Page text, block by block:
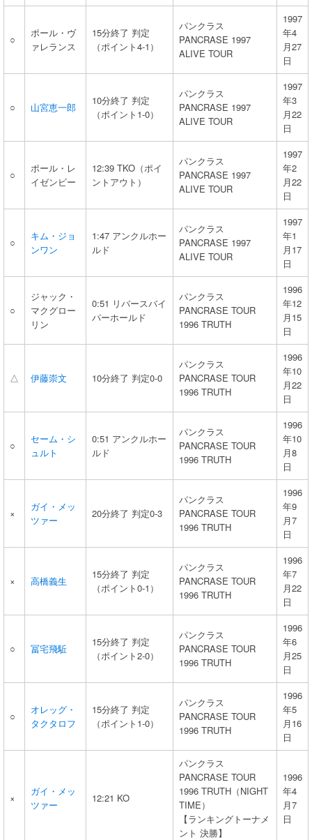
○
ポール・ヴ
ァレランス
15分終了 判定
（ポイント4-1）
パンクラス
PANCRASE 1997
ALIVE TOUR
1997
年4
月27
日
○ 山宮恵一郎
10分終了 判定
（ポイント1-0）
パンクラス
PANCRASE 1997
ALIVE TOUR
1997
年3
月22
日
○
ポール・レ
イゼンビー
12:39 TKO（ポイ
ントアウト）
パンクラス
PANCRASE 1997
ALIVE TOUR
1997
年2
月22
日
○
キム・ジョ
ンワン
1:47 アンクルホー
ルド
パンクラス
PANCRASE 1997
ALIVE TOUR
1997
年1
月17
日
○
ジャック・
マクグロー
リン
0:51 リバースバイ
パーホールド
パンクラス
PANCRASE TOUR
1996 TRUTH
1996
年12
月15
日
△ 伊藤崇文 10分終了 判定0-0
パンクラス
PANCRASE TOUR
1996 TRUTH
1996
年10
月22
日
○
セーム・シ
ュルト
0:51 アンクルホー
ルド
パンクラス
PANCRASE TOUR
1996 TRUTH
1996
年10
月8
日
×
ガイ・メッ
ツァー
20分終了 判定0-3
パンクラス
PANCRASE TOUR
1996 TRUTH
1996
年9
月7
日
× 高橋義生
15分終了 判定
（ポイント0-1）
パンクラス
PANCRASE TOUR
1996 TRUTH
1996
年7
月22
日
○ 冨宅飛駈
15分終了 判定
（ポイント2-0）
パンクラス
PANCRASE TOUR
1996 TRUTH
1996
年6
月25
日
○
オレッグ・
タクタロフ
15分終了 判定
（ポイント1-0）
パンクラス
PANCRASE TOUR
1996 TRUTH
1996
年5
月16
日
×
ガイ・メッ
ツァー
12:21 KO
パンクラス
PANCRASE TOUR
1996 TRUTH（NIGHT
TIME）
【ランキングトーナメ
ント 決勝】
1996
年4
月7
日